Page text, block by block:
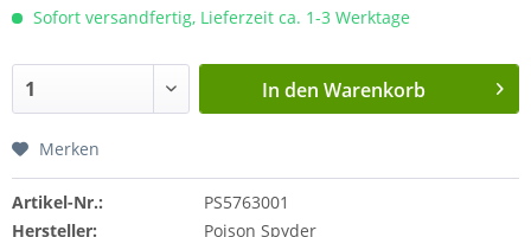
Sofort versandfertig, Lieferzeit ca. 1-3 Werktage
In den Warenkorb
Merken
Artikel-Nr.:
PS5763001
Hersteller:
Poison Spyder